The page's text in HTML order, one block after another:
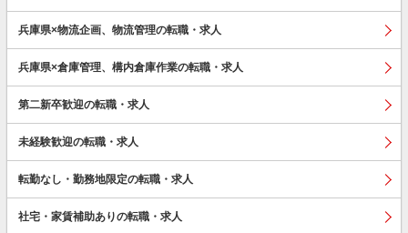
兵庫県×物流企画、物流管理の転職・求人
兵庫県×倉庫管理、構内倉庫作業の転職・求人
第二新卒歓迎の転職・求人
未経験歓迎の転職・求人
転勤なし・勤務地限定の転職・求人
社宅・家賃補助ありの転職・求人